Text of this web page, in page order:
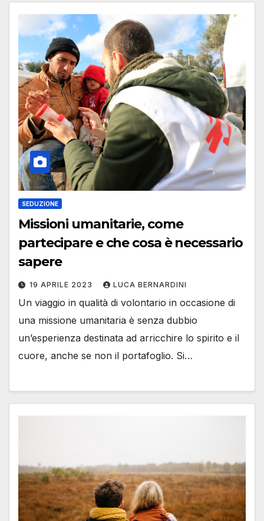
SEDUZIONE
Missioni umanitarie, come
partecipare e che cosa è necessario
sapere
19 APRILE 2023 LUCA BERNARDINI
Un viaggio in qualità di volontario in occasione di
una missione umanitaria è senza dubbio
un’esperienza destinata ad arricchire lo spirito e il
cuore, anche se non il portafoglio. Si…